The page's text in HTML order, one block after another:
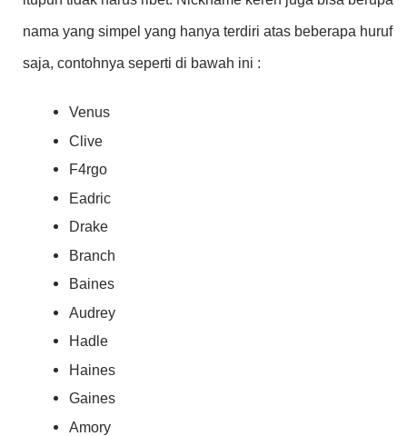
nama yang simpel yang hanya terdiri atas beberapa huruf
saja, contohnya seperti di bawah ini :
Venus
Clive
F4rgo
Eadric
Drake
Branch
Baines
Audrey
Hadle
Haines
Gaines
Amory